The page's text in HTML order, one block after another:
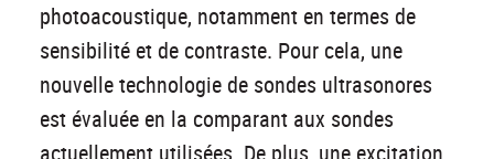
photoacoustique, notamment en termes de
sensibilité et de contraste. Pour cela, une
nouvelle technologie de sondes ultrasonores
est évaluée en la comparant aux sondes
actuellement utilisées. De plus, une excitation